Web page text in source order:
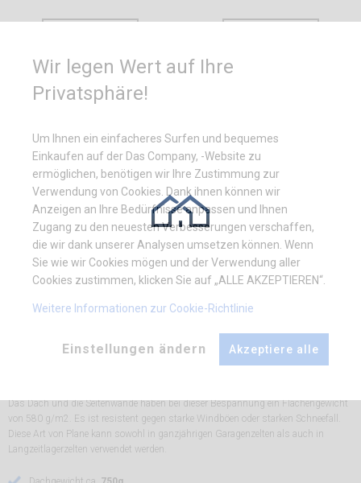
Das Dach und die Seitenwände haben bei dieser Bespannung ein Flächengewicht
von 580 g/m2. Es ist resistent gegen starke Windböen oder starken Schneefall.
Diese Art von Plane kann sowohl in ganzjährigen Garagenzelten als auch in
Langzeitlagerzelten verwendet werden.
Wir legen Wert auf Ihre
Privatsphäre!
Um Ihnen ein einfacheres Surfen und bequemes
Einkaufen auf der Das Company, -Website zu
ermöglichen, benötigen wir Ihre Zustimmung zur
Verwendung von Cookies. Dank ihnen können wir
Anzeigen an Ihre Bedürfnisse anpassen und Ihnen
Zugang zu den neuesten Verbesserungen verschaffen,
die wir dank unserer Analysen umsetzen können. Wenn
Sie wie wir Cookies mögen und der Verwendung aller
Cookies zustimmen, klicken Sie auf „ALLE AKZEPTIEREN“.
Weitere Informationen zur Cookie-Richtlinie
Einstellungen ändern Akzeptiere alle